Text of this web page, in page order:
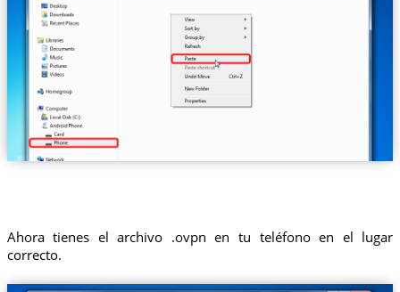
Ahora tienes el archivo .ovpn en tu teléfono en el lugar
correcto.